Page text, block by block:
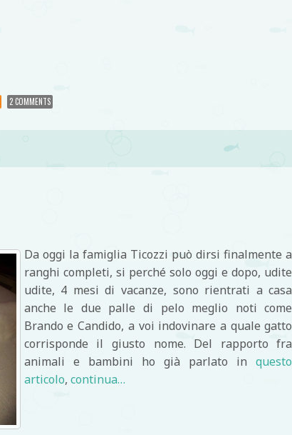
2 COMMENTS
Da oggi la famiglia Ticozzi può dirsi finalmente a
ranghi completi, si perché solo oggi e dopo, udite
udite, 4 mesi di vacanze, sono rientrati a casa
anche le due palle di pelo meglio noti come
Brando e Candido, a voi indovinare a quale gatto
corrisponde il giusto nome. Del rapporto fra
animali e bambini ho già parlato inquesto
articolo, continua…